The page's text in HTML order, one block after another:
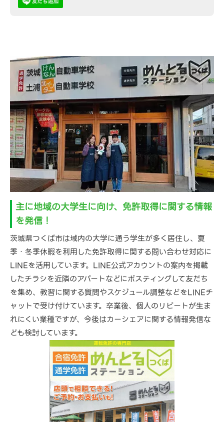
主に地域の大学生に向け、免許取得に関する情報
を発信！
茨城県つくば市は域内の大学に通う学生が多く居住し、夏
季・冬季休暇を利用した免許取得に関する問い合わせ対応に
LINEを活用しています。LINE公式アカウントの案内を掲載
したチラシを近隣のアパートなどにポスティングして友だち
を集め、教習に関する質問やスケジュール調整などをLINEチ
ャットで受け付けています。卒業後、個人のリピートが生ま
れにくい業種ですが、今後はカーシェアに関する情報発信な
ども検討しています。